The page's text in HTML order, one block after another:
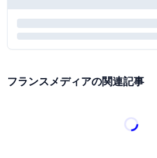
フランスメディアの関連記事